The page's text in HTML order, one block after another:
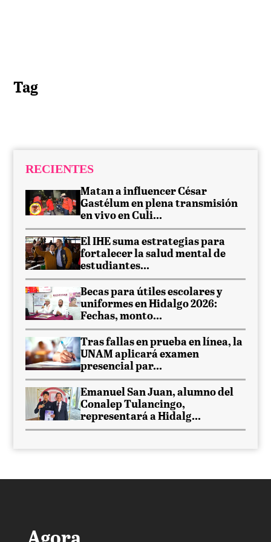
Tag
RECIENTES
Matan a influencer César
Gastélum en plena transmisión
en vivo en Culi...
El IHE suma estrategias para
fortalecer la salud mental de
estudiantes...
Becas para útiles escolares y
uniformes en Hidalgo 2026:
Fechas, monto...
Tras fallas en prueba en línea, la
UNAM aplicará examen
presencial par...
Emanuel San Juan, alumno del
Conalep Tulancingo,
representará a Hidalg...